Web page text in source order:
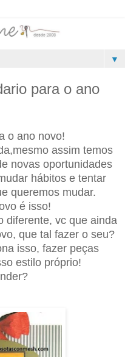
▼
para o ano
o ano novo!
assim temos
novas oportunidades
hábitos e tentar
queremos mudar.
é isso!
diferente, vc que ainda
que tal fazer o seu?
isso, fazer peças
estilo próprio!